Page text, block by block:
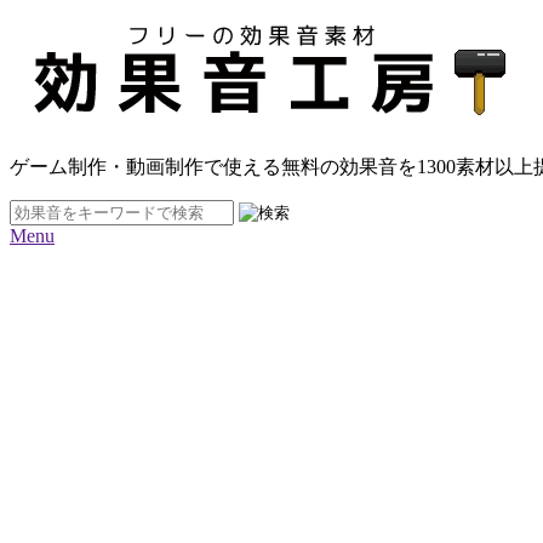
ゲーム制作・動画制作で使える無料の効果音を1300素材以上
Menu